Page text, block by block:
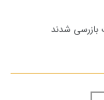
بازرسی شدند